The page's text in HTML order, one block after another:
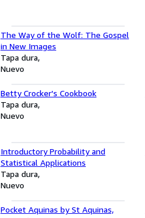
The Way of the Wolf: The Gospel
in New Images
Tapa dura
Nuevo
Betty Crocker's Cookbook
Tapa dura
Nuevo
Introductory Probability and
Statistical Applications
Tapa dura
Nuevo
Pocket Aquinas by St Aquinas,